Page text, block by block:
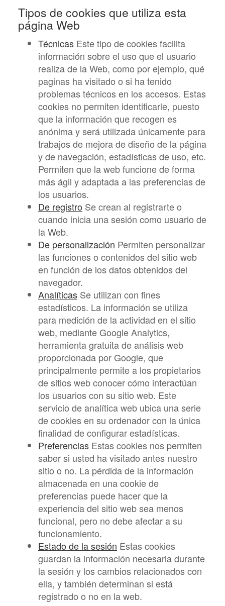
Tipos de cookies que utiliza esta
página Web
Técnicas Este tipo de cookies facilita
información sobre el uso que el usuario
realiza de la Web, como por ejemplo, qué
paginas ha visitado o si ha tenido
problemas técnicos en los accesos. Estas
cookies no permiten identificarle, puesto
que la información que recogen es
anónima y será utilizada únicamente para
trabajos de mejora de diseño de la página
y de navegación, estadísticas de uso, etc.
Permiten que la web funcione de forma
más ágil y adaptada a las preferencias de
los usuarios.
De registro Se crean al registrarte o
cuando inicia una sesión como usuario de
la Web.
De personalización Permiten personalizar
las funciones o contenidos del sitio web
en función de los datos obtenidos del
navegador.
Analíticas Se utilizan con fines
estadísticos. La información se utiliza
para medición de la actividad en el sitio
web, mediante Google Analytics,
herramienta gratuita de análisis web
proporcionada por Google, que
principalmente permite a los propietarios
de sitios web conocer cómo interactúan
los usuarios con su sitio web. Este
servicio de analítica web ubica una serie
de cookies en su ordenador con la única
finalidad de configurar estadísticas.
Preferencias Estas cookies nos permiten
saber si usted ha visitado antes nuestro
sitio o no. La pérdida de la información
almacenada en una cookie de
preferencias puede hacer que la
experiencia del sitio web sea menos
funcional, pero no debe afectar a su
funcionamiento.
Estado de la sesión Estas cookies
guardan la información necesaria durante
la sesión y los cambios relacionados con
ella, y también determinan si está
registrado o no en la web.